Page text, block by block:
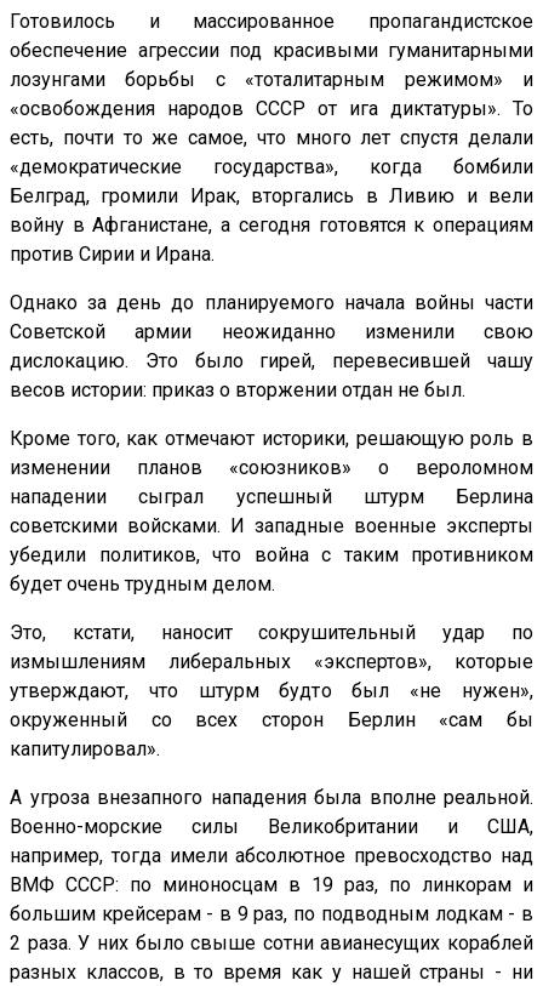
Готовилось и массированное пропагандистское
обеспечение агрессии под красивыми гуманитарными
лозунгами борьбы с «тоталитарным режимом» и
«освобождения народов СССР от ига диктатуры». То
есть, почти то же самое, что много лет спустя делали
«демократические государства», когда бомбили
Белград, громили Ирак, вторгались в Ливию и вели
войну в Афганистане, а сегодня готовятся к операциям
против Сирии и Ирана.
Однако за день до планируемого начала войны части
Советской армии неожиданно изменили свою
дислокацию. Это было гирей, перевесившей чашу
весов истории: приказ о вторжении отдан не был.
Кроме того, как отмечают историки, решающую роль в
изменении планов «союзников» о вероломном
нападении сыграл успешный штурм Берлина
советскими войсками. И западные военные эксперты
убедили политиков, что война с таким противником
будет очень трудным делом.
Это, кстати, наносит сокрушительный удар по
измышлениям либеральных «экспертов», которые
утверждают, что штурм будто был «не нужен»,
окруженный со всех сторон Берлин «сам бы
капитулировал».
А угроза внезапного нападения была вполне реальной.
Военно-морские силы Великобритании и США,
например, тогда имели абсолютное превосходство над
ВМФ СССР: по миноносцам в 19 раз, по линкорам и
большим крейсерам - в 9 раз, по подводным лодкам - в
2 раза. У них было свыше сотни авианесущих кораблей
разных классов, в то время как у нашей страны - ни